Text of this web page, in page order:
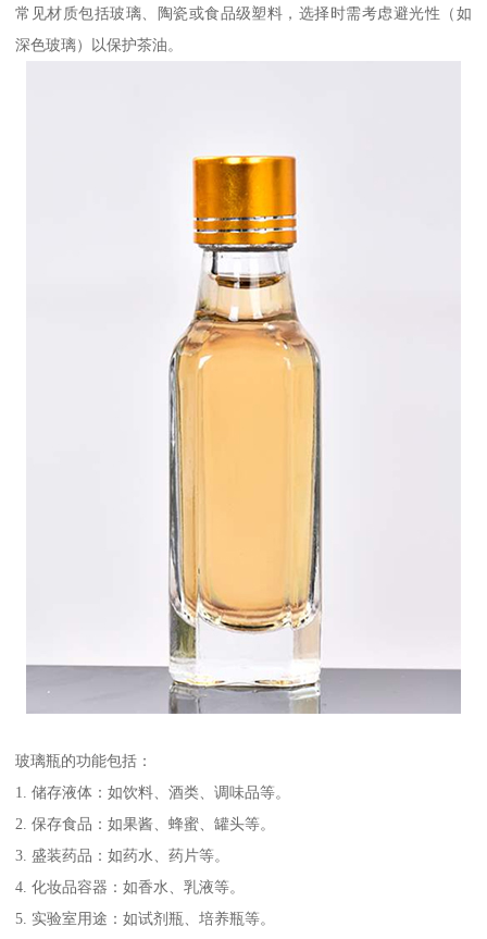
常见材质包括玻璃、陶瓷或食品级塑料，选择时需考虑避光性（如
深色玻璃）以保护茶油。
玻璃瓶的功能包括：
1. 储存液体：如饮料、酒类、调味品等。
2. 保存食品：如果酱、蜂蜜、罐头等。
3. 盛装药品：如药水、药片等。
4. 化妆品容器：如香水、乳液等。
5. 实验室用途：如试剂瓶、培养瓶等。